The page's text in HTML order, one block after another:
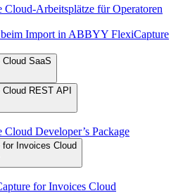
Arbeitsplätze für Operatoren
Import in ABBYY FlexiCapture
SaaS
REST API
Developer’s Package
Invoices Cloud
for Invoices Cloud